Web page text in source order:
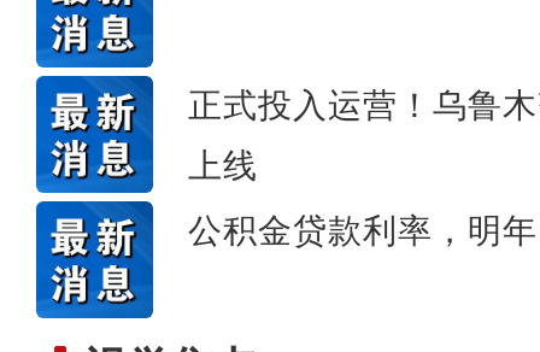
正式投入运营！乌鲁
上线
公积金贷款利率，明